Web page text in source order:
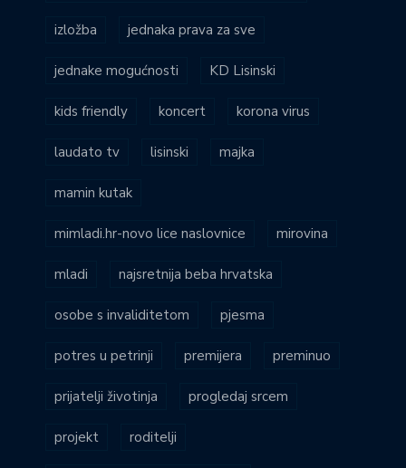
izložba jednaka prava za sve
jednake mogućnosti KD Lisinski
kids friendly koncert korona virus
laudato tv lisinski majka
mamin kutak
mimladi.hr-novo lice naslovnice mirovina
mladi najsretnija beba hrvatska
osobe s invaliditetom pjesma
potres u petrinji premijera preminuo
prijatelji životinja progledaj srcem
projekt roditelji